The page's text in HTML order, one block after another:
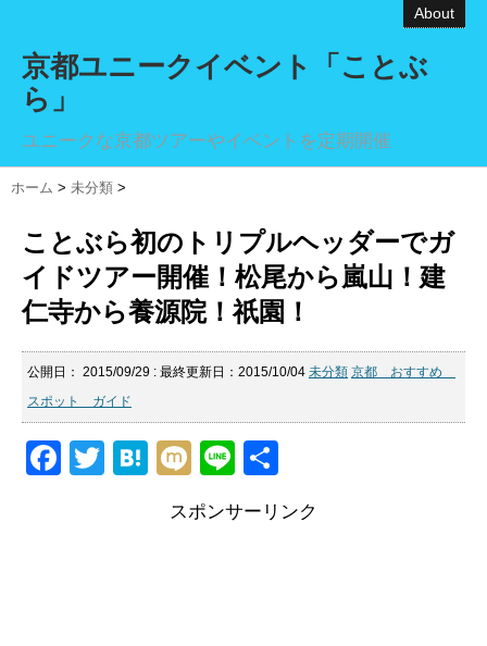
About
京都ユニークイベント「ことぶ
ら」
ユニークな京都ツアーやイベントを定期開催
ホーム > 未分類 >
ことぶら初のトリプルヘッダーでガ
イドツアー開催！松尾から嵐山！建
仁寺から養源院！祇園！
公開日： 2015/09/29 : 最終更新日：2015/10/04 未分類 京都 おすすめ
スポット ガイド
F
T
H
M
ixi
Li
e
スポンサーリンク